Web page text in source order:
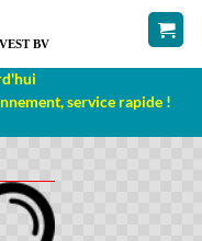
service rapide !